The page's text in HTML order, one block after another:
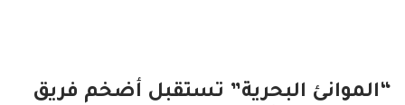
“الموانئ البحرية” تستقبل أضخم فريق